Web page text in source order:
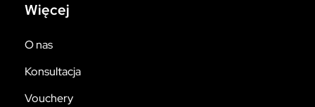
Więcej
O nas
Konsultacja
Vouchery